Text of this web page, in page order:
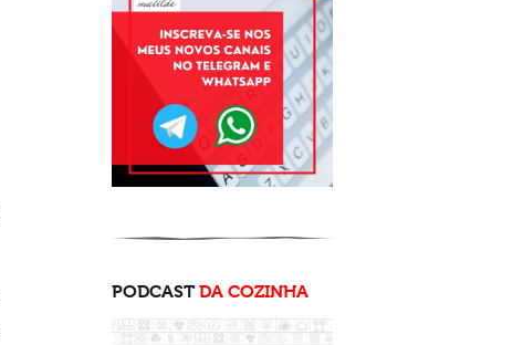
PODCASTDA COZINHA